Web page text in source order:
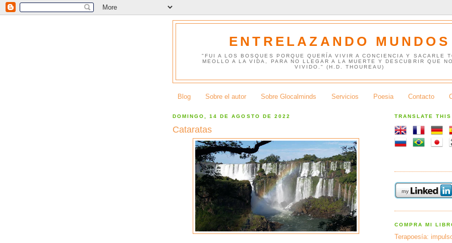
ENTRELAZANDO MUNDOS
"FUI A LOS BOSQUES PORQUE QUERÍA VIVIR A CONCIENCIA Y SACARLE
MEOLLO A LA VIDA, PARA NO LLEGAR A LA MUERTE Y DESCUBRIR QUE
VIVIDO." (H.D. THOUREAU)
Blog Sobre el autor Sobre Glocalminds Servicios Poesia Contacto
DOMINGO, 14 DE AGOSTO DE 2022
Cataratas
TRANSLATE
COMPRA MI
Terapoesía: